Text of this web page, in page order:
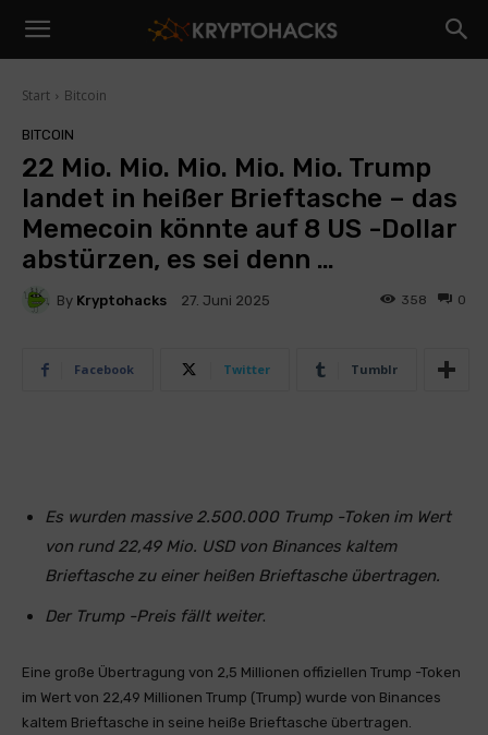
Start Bitcoin
BITCOIN
22 Mio. Mio. Mio. Mio. Mio. Trump
landet in heißer Brieftasche – das
Memecoin könnte auf 8 US -Dollar
abstürzen, es sei denn …
By Kryptohacks 27. Juni 2025 0
358
Facebook Twitter Tumblr
Es wurden massive 2.500.000 Trump -Token im Wert
von rund 22,49 Mio. USD von Binances kaltem
Brieftasche zu einer heißen Brieftasche übertragen.
Der Trump -Preis fällt weiter.
Eine große Übertragung von 2,5 Millionen offiziellen Trump -Token
im Wert von 22,49 Millionen Trump (Trump) wurde von Binances
kaltem Brieftasche in seine heiße Brieftasche übertragen.